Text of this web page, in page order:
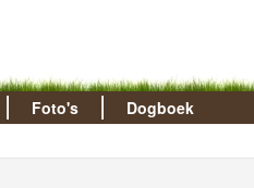
Foto's Dogboek